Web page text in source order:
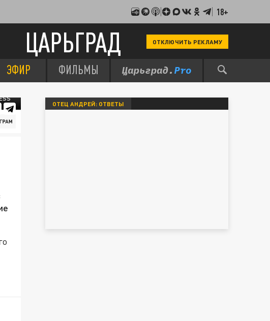
18+
ЦАРЬГРАД ОТКЛЮЧИТЬ РЕКЛАМУ
ЭФИР ФИЛЬМЫ
ОТЕЦ АНДРЕЙ: ОТВЕТЫ